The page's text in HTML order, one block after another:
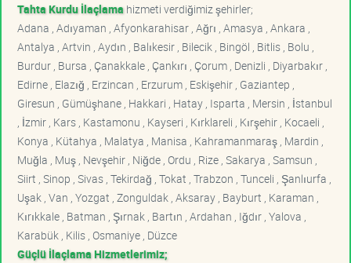
Tahta Kurdu İlaçlama hizmeti verdiğimiz şehirler;
Adana , Adıyaman , Afyonkarahisar , Ağrı , Amasya , Ankara ,
Antalya , Artvin , Aydın , Balıkesir , Bilecik , Bingöl , Bitlis , Bolu ,
Burdur , Bursa , Çanakkale , Çankırı , Çorum , Denizli , Diyarbakır ,
Edirne , Elazığ , Erzincan , Erzurum , Eskişehir , Gaziantep ,
Giresun , Gümüşhane , Hakkari , Hatay , Isparta , Mersin , İstanbul
, İzmir , Kars , Kastamonu , Kayseri , Kırklareli , Kırşehir , Kocaeli ,
Konya , Kütahya , Malatya , Manisa , Kahramanmaraş , Mardin ,
Muğla , Muş , Nevşehir , Niğde , Ordu , Rize , Sakarya , Samsun ,
Siirt , Sinop , Sivas , Tekirdağ , Tokat , Trabzon , Tunceli , Şanlıurfa ,
Uşak , Van , Yozgat , Zonguldak , Aksaray , Bayburt , Karaman ,
Kırıkkale , Batman , Şırnak , Bartın , Ardahan , Iğdır , Yalova ,
Karabük , Kilis , Osmaniye , Düzce
Güçlü İlaçlama Hizmetlerimiz;